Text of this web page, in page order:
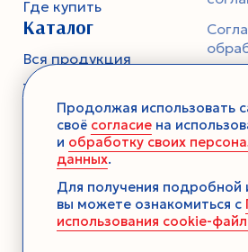
Где купить
Каталог
Вся продукция
Тесто
Смеси-помощники
Ароматика
Десерты без выпечки
Консервация
Продолжая использовать
своё согласие на
и обработку своих
данных.
Для получения
вы можете ознакомиться с
использования cookie-